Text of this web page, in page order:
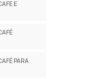
E
PARA